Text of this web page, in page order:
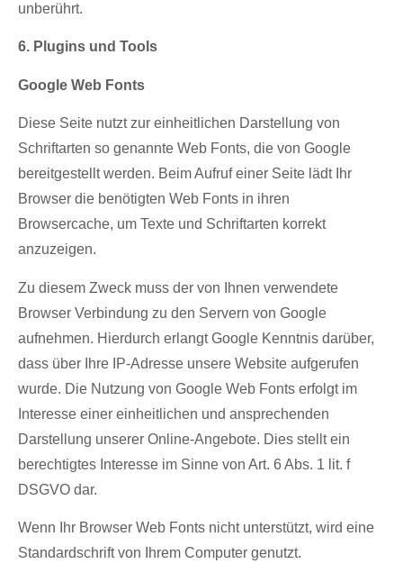
unberührt.
6. Plugins und Tools
Google Web Fonts
Diese Seite nutzt zur einheitlichen Darstellung von
Schriftarten so genannte Web Fonts, die von Google
bereitgestellt werden. Beim Aufruf einer Seite lädt Ihr
Browser die benötigten Web Fonts in ihren
Browsercache, um Texte und Schriftarten korrekt
anzuzeigen.
Zu diesem Zweck muss der von Ihnen verwendete
Browser Verbindung zu den Servern von Google
aufnehmen. Hierdurch erlangt Google Kenntnis darüber,
dass über Ihre IP-Adresse unsere Website aufgerufen
wurde. Die Nutzung von Google Web Fonts erfolgt im
Interesse einer einheitlichen und ansprechenden
Darstellung unserer Online-Angebote. Dies stellt ein
berechtigtes Interesse im Sinne von Art. 6 Abs. 1 lit. f
DSGVO dar.
Wenn Ihr Browser Web Fonts nicht unterstützt, wird eine
Standardschrift von Ihrem Computer genutzt.